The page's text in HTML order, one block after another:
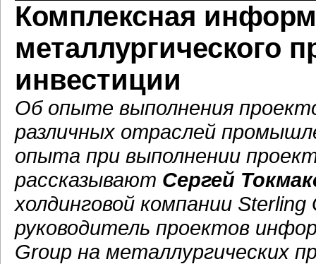
Комплексная
металлургического
инвестиции
Об опыте выполнения
различных отраслей
опыта при выполнении
рассказывают Сергей
холдинговой компании
руководитель проектов
Group на металлургических